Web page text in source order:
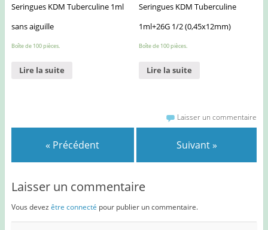
Seringues KDM Tuberculine 1ml
sans aiguille
Boîte de 100 pièces.
Lire la suite
Seringues KDM Tuberculine
1ml+26G 1/2 (0,45x12mm)
Boîte de 100 pièces.
Lire la suite
Laisser un commentaire
« Précédent Suivant »
Laisser un commentaire
Vous devez être connecté pour publier un commentaire.